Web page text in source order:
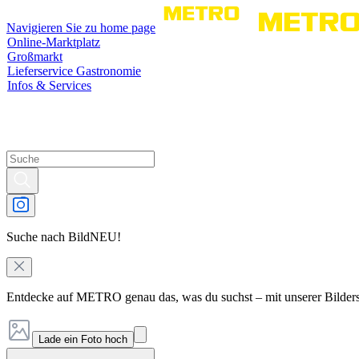
Navigieren Sie zu home page
Online-Marktplatz
Großmarkt
Lieferservice Gastronomie
Infos & Services
Suche nach BildNEU!
Entdecke auf METRO genau das, was du suchst – mit unserer
Lade ein Foto hoch